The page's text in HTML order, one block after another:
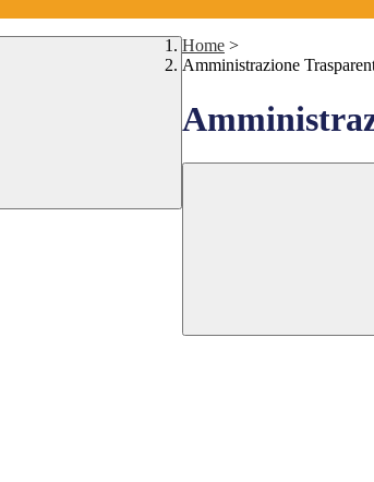
Home >
Amministrazione